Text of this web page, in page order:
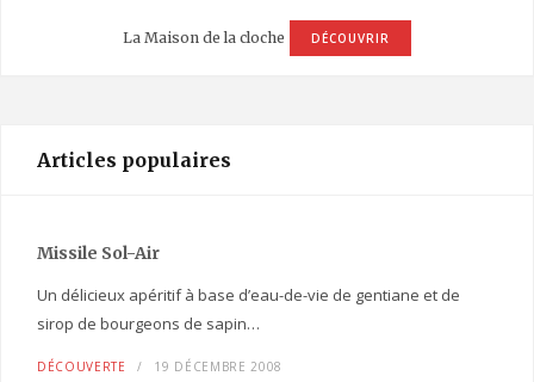
La Maison de la cloche DÉCOUVRIR
Articles populaires
Missile Sol-Air
Un délicieux apéritif à base d’eau-de-vie de gentiane et de
sirop de bourgeons de sapin…
DÉCOUVERTE 19 DÉCEMBRE 2008